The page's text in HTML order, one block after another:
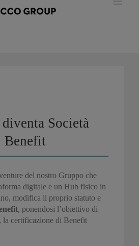
Società
Benefit
del nostro Gruppo che
digitale e un Hub fisico in
modifica il proprio statuto e
, ponendosi l’obiettivo di
la certificazione di Benefit